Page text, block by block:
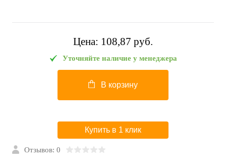
Цена: 108,87 pуб.
Уточняйте наличие у менеджера
В корзину
Купить в 1 клик
Отзывов: 0